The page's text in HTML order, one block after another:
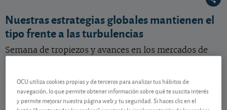
Nuestras estrategias globales mantienen el
tipo frente a las turbulencias
Semana de tropiezos y avances en los mercados de
Metavalor Global
ES0162741005
108,82 EUR
OCU utiliza cookies propias y de terceros para analizar tus hábitos de
navegación, lo que permite obtener información sobre qué te suscita interés
y permite mejorar nuestra página web y tu seguridad. Si haces clic en el